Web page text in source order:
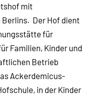
mit
Berlins. Der Hof dient
für
Familien, Kinder und
Betrieb
Ackerdemicus-
in der Kinder